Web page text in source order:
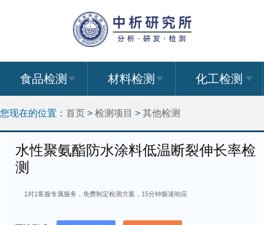
食品检测 材料检测 化工检测
您现在的位置： 首页 > 检测项目 > 其他检测
水性聚氨酯防水涂料低温断裂伸长率检
测
1对1客服专属服务，免费制定检测方案，15分钟极速响应